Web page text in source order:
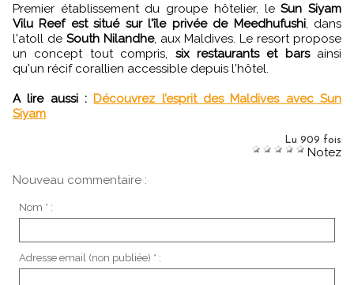
Premier établissement du groupe hôtelier, leSun Siyam
Vilu Reef est situé sur l'île privée de Meedhufushi, dans
l'atoll de South Nilandhe, aux Maldives. Le resort propose
un concept tout compris, six restaurants et barsainsi
qu'un récif corallien accessible depuis l'hôtel.
A lire aussi : Découvrez l’esprit des Maldives avec Sun
Siyam
Lu 909 fois
Notez
Nouveau commentaire :
Nom * :
Adresse email (non publiée) * :